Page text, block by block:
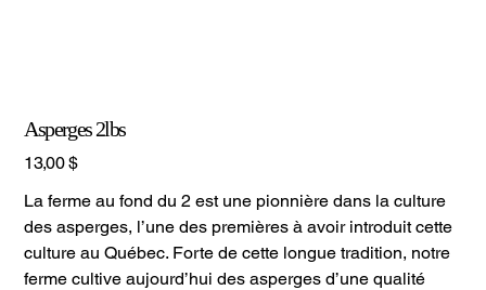
Asperges 2lbs
Prix
13,00 $
La ferme au fond du 2 est une pionnière dans la culture
des asperges, l’une des premières à avoir introduit cette
culture au Québec. Forte de cette longue tradition, notre
ferme cultive aujourd’hui des asperges d’une qualité